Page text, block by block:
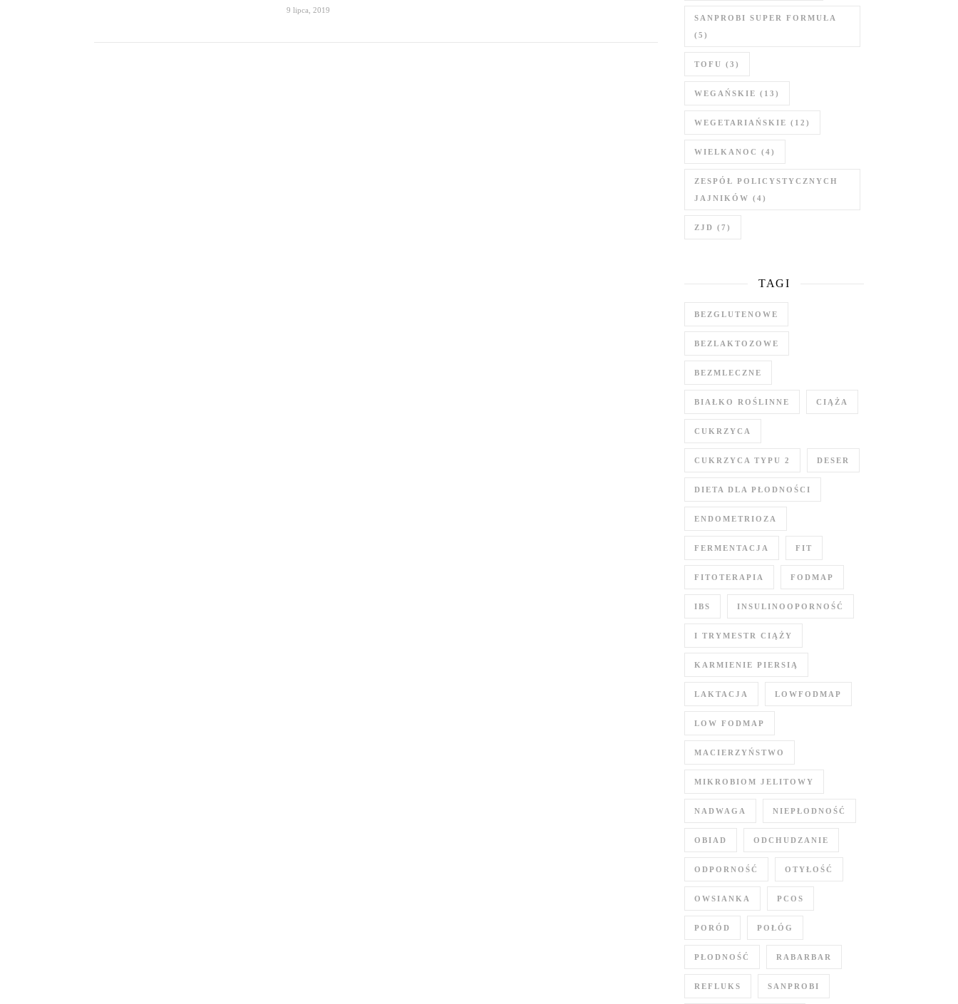
9 lipca, 2019
SANPROBI SUPER FORMUŁA
(5)
TOFU (3)
WEGAŃSKIE (13)
WEGETARIAŃSKIE (12)
WIELKANOC (4)
ZESPÓŁ POLICYSTYCZNYCH
JAJNIKÓW (4)
ZJD (7)
TAGI
BEZGLUTENOWE
BEZLAKTOZOWE
BEZMLECZNE
BIAŁKO ROŚLINNE CIĄŻA
CUKRZYCA
CUKRZYCA TYPU 2 DESER
DIETA DLA PŁODNOŚCI
ENDOMETRIOZA
FERMENTACJA FIT
FITOTERAPIA FODMAP
IBS INSULINOOPORNOŚĆ
I TRYMESTR CIĄŻY
KARMIENIE PIERSIĄ
LAKTACJA LOWFODMAP
LOW FODMAP
MACIERZYŃSTWO
MIKROBIOM JELITOWY
NADWAGA NIEPŁODNOŚĆ
OBIAD ODCHUDZANIE
ODPORNOŚĆ OTYŁOŚĆ
OWSIANKA PCOS
PORÓD POŁÓG
PŁODNOŚĆ RABARBAR
REFLUKS SANPROBI